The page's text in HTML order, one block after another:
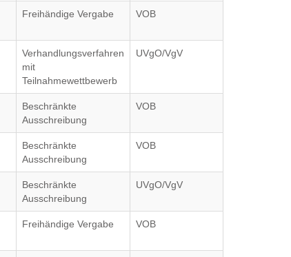
Freihändige Vergabe VOB
Verhandlungsverfahren
mit
Teilnahmewettbewerb
UVgO/VgV
Beschränkte
Ausschreibung
VOB
Beschränkte
Ausschreibung
VOB
Beschränkte
Ausschreibung
UVgO/VgV
Freihändige Vergabe VOB